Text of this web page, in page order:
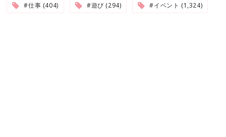
#仕事 (404) #遊び (294) #イベント (1,324)